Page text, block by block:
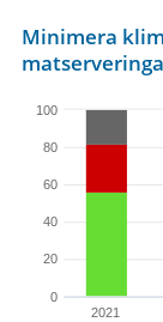
2021
0
20
40
60
80
100
Minimera